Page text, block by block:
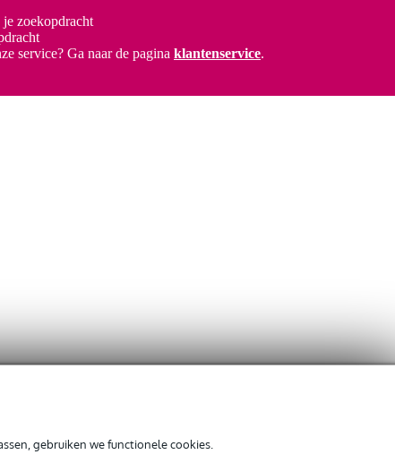
gebruiken we functionele cookies.
zoekopdracht
service? Ga naar de pagina klantenservice.